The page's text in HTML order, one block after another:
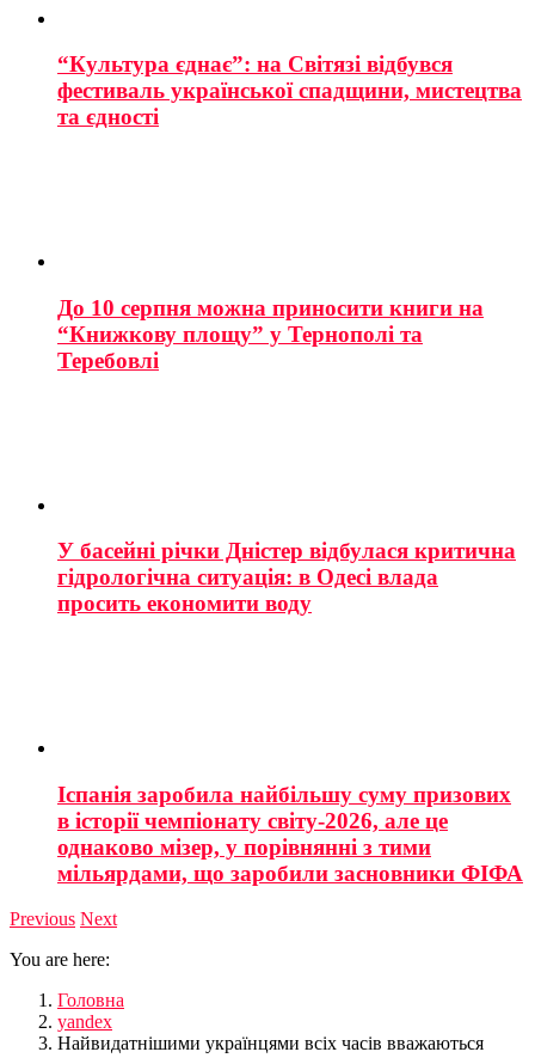
“Культура єднає”: на Світязі відбувся
фестиваль української спадщини, мистецтва
та єдності
До 10 серпня можна приносити книги на
“Книжкову площу” у Тернополі та
Теребовлі
У басейні річки Дністер відбулася критична
гідрологічна ситуація: в Одесі влада
просить економити воду
Іспанія заробила найбільшу суму призових
в історії чемпіонату світу-2026, але це
однаково мізер, у порівнянні з тими
мільярдами, що заробили засновники ФІФА
Previous Next
You are here:
Головна
yandex
Найвидатнішими українцями всіх часів вважаються